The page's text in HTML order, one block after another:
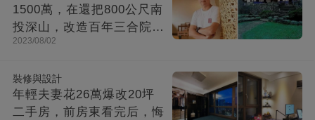
1500萬，在還把800公尺南
投深山，改造百年三合院，
成「台灣最美民宿」!
2023/08/02
裝修與設計
年輕夫妻花26萬爆改20坪
二手房，前房東看完后，悔